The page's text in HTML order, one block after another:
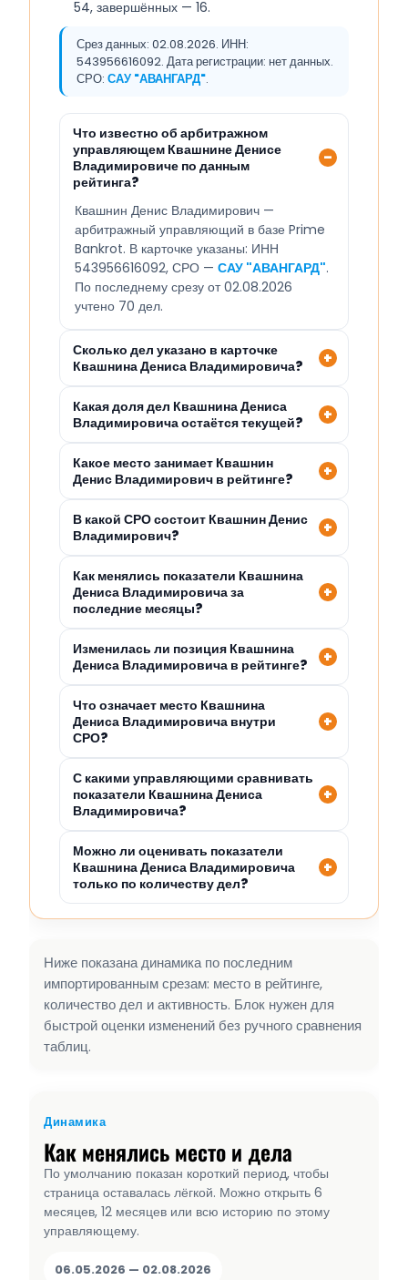
54, завершённых — 16.
Срез данных: 02.08.2026. ИНН:
543956616092. Дата регистрации: нет данных.
СРО: САУ "АВАНГАРД".
Что известно об арбитражном
управляющем Квашнине Денисе
Владимировиче по данным
рейтинга?
Квашнин Денис Владимирович —
арбитражный управляющий в базе Prime
Bankrot. В карточке указаны: ИНН
543956616092, СРО — САУ "АВАНГАРД".
По последнему срезу от 02.08.2026
учтено 70 дел.
Сколько дел указано в карточке
Квашнина Дениса Владимировича?
Какая доля дел Квашнина Дениса
Владимировича остаётся текущей?
Какое место занимает Квашнин
Денис Владимирович в рейтинге?
В какой СРО состоит Квашнин Денис
Владимирович?
Как менялись показатели Квашнина
Дениса Владимировича за
последние месяцы?
Изменилась ли позиция Квашнина
Дениса Владимировича в рейтинге?
Что означает место Квашнина
Дениса Владимировича внутри
СРО?
С какими управляющими сравнивать
показатели Квашнина Дениса
Владимировича?
Можно ли оценивать показатели
Квашнина Дениса Владимировича
только по количеству дел?
Ниже показана динамика по последним
импортированным срезам: место в рейтинге,
количество дел и активность. Блок нужен для
быстрой оценки изменений без ручного сравнения
таблиц.
Динамика
Как менялись место и дела
По умолчанию показан короткий период, чтобы
страница оставалась лёгкой. Можно открыть 6
месяцев, 12 месяцев или всю историю по этому
управляющему.
06.05.2026 — 02.08.2026